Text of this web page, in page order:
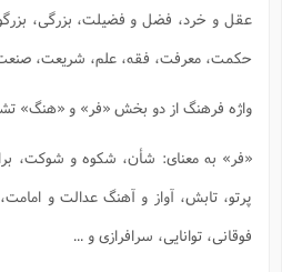
عقل و خرد، فضل و فضیلت، بزرگی،
حکمت، معرفت، فقه، علم، شریعت،
واژه فرهنگ از دو بخش «فر» و «هنگ»
«فر» به معنای: شأن، شکوه و شوکت،
پرتو، تابش، آواز و آهنگ عدالت و
فوقانی، توانایی، سرافرازی و ...